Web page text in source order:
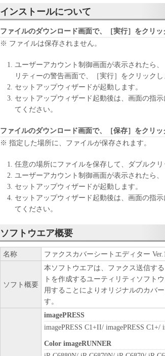
においては、「本ソフトウェア」をコンピュータ
すること、またはコンピューターにおいて表示
しくは実行することのいずれも含むものとします
お客様に対して許諾します。お客様は、また「
ソフトウェア」を使用させることができますが
に本契約書上の義務および条件を遵守させるとと
負うことを条件とします。
(2) お客様は、上記(1)に基づいて「本ソフトウェ
ップとして、「本ソフトウェア」を１部、複製す
ーのいかなる知的財産権も、明示たると黙示たる
お客様に譲渡あるいは許諾されるものではありま
２．制限
(1) お客様は、再使用許諾、譲渡、販売、頒布、
法により、第三者に「本ソフトウェア」を使用さ
(2) お客様は、「本ソフトウェア」の全部または
ル、逆アセンブル、その他リバースエンジニアリ
３．著作権表示
お客様は、「本ソフトウェア」に含まれるキヤ
ーの著作権表示を変更し、除去しもしくは削除し
４．所有権
「本ソフトウェア」に係る権原および所有権は
キヤノンのライセンサーに帰属します。
に、「本ソフトウェア」の全部または一部を、
インストールについて
ファイルのダウンロード画面で、［実行］をクリ
※ ファイルは保存されません。
ユーザーアカウント制御画面が表示されたら
リティーの警告画面で、［実行］をクリックし
セットアップウィザードが起動します。
セットアップウィザード起動後は、画面の指
てください。
ファイルのダウンロード画面で、［保存］をクリ
※ 指定した場所に、ファイルが保存されます。
任意の場所にファイルを保存して、ダブルクリ
ユーザーアカウント制御画面が表示されたら、
セットアップウィザードが起動します。
セットアップウィザード起動後は、画面の指
てください。
ソフトウエア概要
名称 ファクスカバーシートエディター
ソフト概要
本ソフトウエアは、ファクス送信す
トを作成するユーティリティソフト
用することによりオリジナルのカバ
す。
imagePRESS
imagePRESS C1+II/ imagePRESS C1+/
Color imageRUNNER